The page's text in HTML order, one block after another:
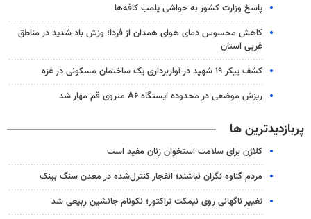
پاسخ وزارت کشور به حواشی پلمب کافه‌ها
کاهش محسوس دمای هوای همدان از فردا؛ وزش باد شدید در مناطق
غربی استان
کشف پیکر ۱۹ شهید در آواربرداری یک ساختمان مسکونی در غزه
ریزش موضعی در محدوده ایستگاه A۶ متروی قم مهار شد
پربازدیدترین ها
کلاژن برای سلامت استخوان زنان مفید است
مردم گناوه نگران نباشند؛ انفجار کنترل‌شده در معدن سنگ بینک
تغییر ناگهانی روی نیمکت تراکتور؛ نکونام جانشین ربیعی شد